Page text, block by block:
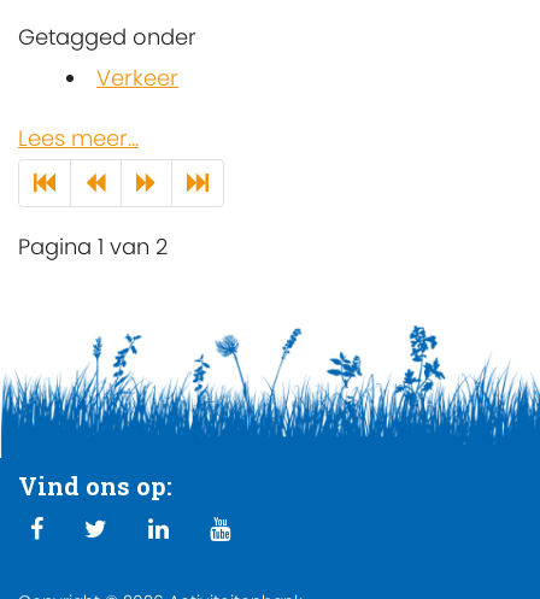
Getagged onder
Verkeer
Lees meer...
Pagina 1 van 2
Vind ons op: